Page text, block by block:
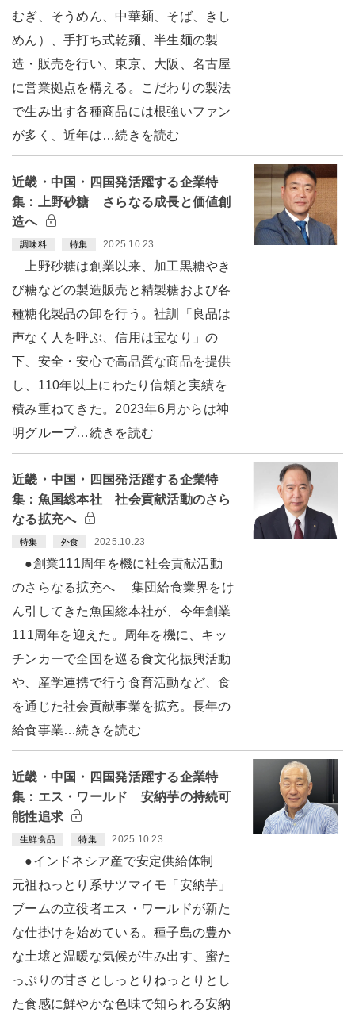
むぎ、そうめん、中華麺、そば、きし
めん）、手打ち式乾麺、半生麺の製
造・販売を行い、東京、大阪、名古屋
に営業拠点を構える。こだわりの製法
で生み出す各種商品には根強いファン
が多く、近年は…続きを読む
近畿・中国・四国発活躍する企業特
集：上野砂糖 さらなる成長と価値創
造へ
調味料 特集 2025.10.23
上野砂糖は創業以来、加工黒糖やき
び糖などの製造販売と精製糖および各
種糖化製品の卸を行う。社訓「良品は
声なく人を呼ぶ、信用は宝なり」の
下、安全・安心で高品質な商品を提供
し、110年以上にわたり信頼と実績を
積み重ねてきた。2023年6月からは神
明グループ…続きを読む
近畿・中国・四国発活躍する企業特
集：魚国総本社 社会貢献活動のさら
なる拡充へ
特集 外食 2025.10.23
●創業111周年を機に社会貢献活動
のさらなる拡充へ 集団給食業界をけ
ん引してきた魚国総本社が、今年創業
111周年を迎えた。周年を機に、キッ
チンカーで全国を巡る食文化振興活動
や、産学連携で行う食育活動など、食
を通じた社会貢献事業を拡充。長年の
給食事業…続きを読む
近畿・中国・四国発活躍する企業特
集：エス・ワールド 安納芋の持続可
能性追求
生鮮食品 特集 2025.10.23
●インドネシア産で安定供給体制
元祖ねっとり系サツマイモ「安納芋」
ブームの立役者エス・ワールドが新た
な仕掛けを始めている。種子島の豊か
な土壌と温暖な気候が生み出す、蜜た
っぷりの甘さとしっとりねっとりとし
た食感に鮮やかな色味で知られる安納